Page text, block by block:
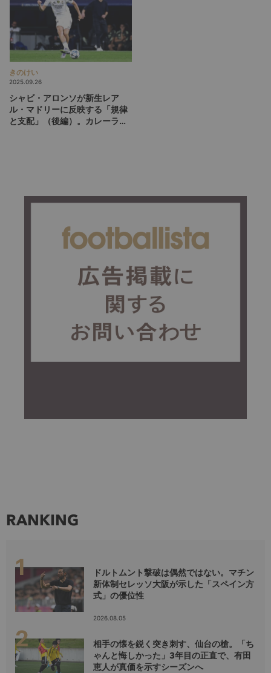
きのけい
2025.09.26
シャビ・アロンソが新生レア
ル・マドリーに反映する「規律
と支配」（後編）。カレーラ
RANKING
ドルトムント撃破は偶然ではない。マチン
新体制セレッソ大阪が示した「スペイン方
式」の優位性
2026.08.05
相手の懐を鋭く突き刺す、仙台の槍。「ち
ゃんと悔しかった」3年目の正直で、有田
恵人が真価を示すシーズンへ